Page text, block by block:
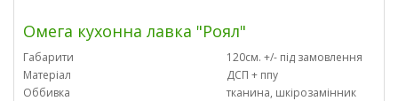
Омега кухонна лавка "Роял"
Габарити
120см. +/- під замовлення
Матеріал
ДСП + ппу
Оббивка
тканина, шкірозамінник